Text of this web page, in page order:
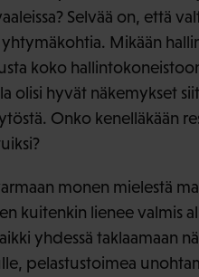
Selvää on, että
Mikään
koko
olisi hyvät näkemykset
Onko kenelläkään
monen mielestä
kuitenkin lienee valmis
yhdessä taklaamaan
pelastustoimea